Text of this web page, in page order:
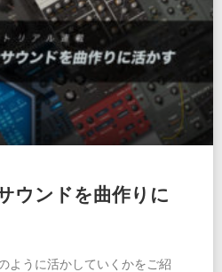
ウンドを曲作りに
ように活かしていくかをご紹